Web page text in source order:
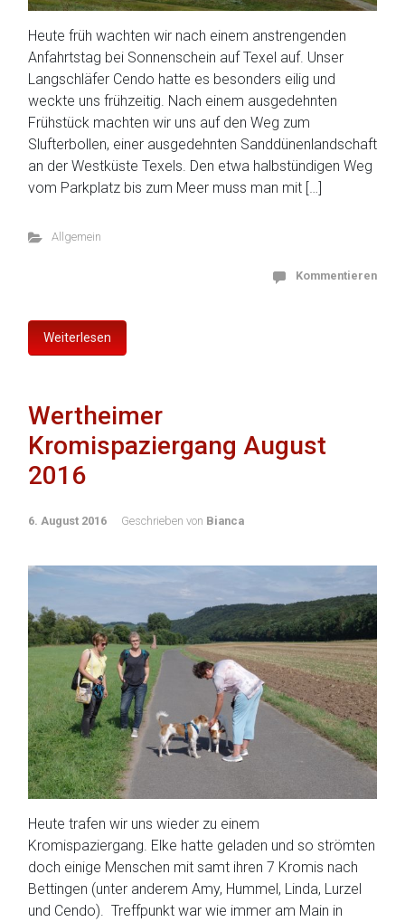
Heute früh wachten wir nach einem anstrengenden
Anfahrtstag bei Sonnenschein auf Texel auf. Unser
Langschläfer Cendo hatte es besonders eilig und
weckte uns frühzeitig. Nach einem ausgedehnten
Frühstück machten wir uns auf den Weg zum
Slufterbollen, einer ausgedehnten Sanddünenlandschaft
an der Westküste Texels. Den etwa halbstündigen Weg
vom Parkplatz bis zum Meer muss man mit […]
Allgemein
Kommentieren
Weiterlesen
Wertheimer
Kromispaziergang August
2016
6. August 2016 Geschrieben von Bianca
Heute trafen wir uns wieder zu einem
Kromispaziergang. Elke hatte geladen und so strömten
doch einige Menschen mit samt ihren 7 Kromis nach
Bettingen (unter anderem Amy, Hummel, Linda, Lurzel
und Cendo). Treffpunkt war wie immer am Main in